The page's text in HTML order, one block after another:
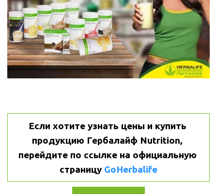
Если хотите узнать цены и купить
продукцию Гербалайф Nutrition,
перейдите по ссылке на официальную
страницу GoHerbalife